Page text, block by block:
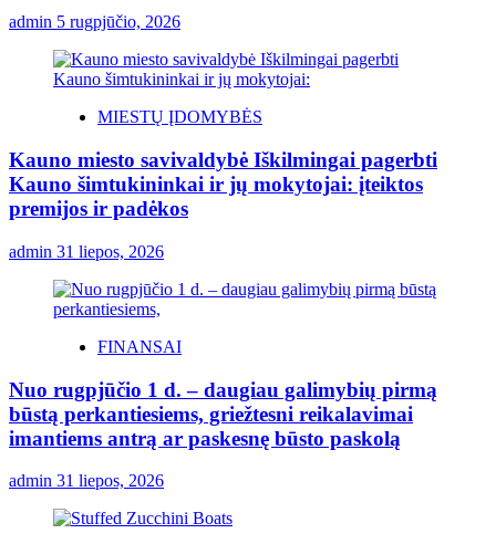
admin 5 rugpjūčio, 2026
MIESTŲ ĮDOMYBĖS
Kauno miesto savivaldybė Iškilmingai pagerbti
Kauno šimtukininkai ir jų mokytojai: įteiktos
premijos ir padėkos
admin 31 liepos, 2026
FINANSAI
Nuo rugpjūčio 1 d. – daugiau galimybių pirmą
būstą perkantiesiems, griežtesni reikalavimai
imantiems antrą ar paskesnę būsto paskolą
admin 31 liepos, 2026